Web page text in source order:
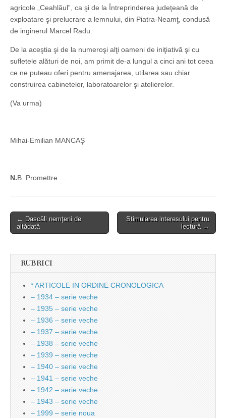
agricole „Ceahlăul”, ca şi de la Întreprinderea judeţeană de
exploatare şi prelucrare a lemnului, din Piatra-Neamţ, condusă
de inginerul Marcel Radu.
De la aceştia şi de la numeroşi alţi oameni de iniţiativă şi cu
sufletele alături de noi, am primit de-a lungul a cinci ani tot ceea
ce ne puteau oferi pentru amenajarea, utilarea sau chiar
construirea cabinetelor, laboratoarelor şi atelierelor.
(Va urma)
Mihai-Emilian MANCAŞ
N.B. Promettre …
Post
navigation
← Dascăli nemţeni de
altădată
Stimularea interesului pentru
lectură →
RUBRICI
* ARTICOLE IN ORDINE CRONOLOGICA
– 1934 – serie veche
– 1935 – serie veche
– 1936 – serie veche
– 1937 – serie veche
– 1938 – serie veche
– 1939 – serie veche
– 1940 – serie veche
– 1941 – serie veche
– 1942 – serie veche
– 1943 – serie veche
– 1999 – serie noua